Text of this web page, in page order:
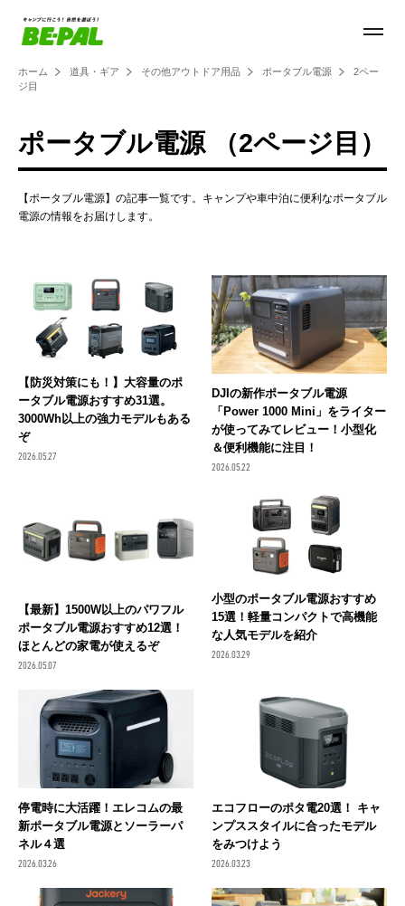
ホーム 道具・ギア その他アウトドア用品 ポータブル電源
2ペー
ジ目
ポータブル電源 （2ページ目）
【ポータブル電源】の記事一覧です。キャンプや車中泊に便利なポータブル
電源の情報をお届けします。
【防災対策にも！】大容量のポ
ータブル電源おすすめ31選。
3000Wh以上の強力モデルもある
ぞ
2026.05.27
DJIの新作ポータブル電源
「Power 1000 Mini」をライター
が使ってみてレビュー！小型化
＆便利機能に注目！
2026.05.22
【最新】1500W以上のパワフル
ポータブル電源おすすめ12選！
ほとんどの家電が使えるぞ
2026.05.07
小型のポータブル電源おすすめ
15選！軽量コンパクトで高機能
な人気モデルを紹介
2026.03.29
停電時に大活躍！エレコムの最
新ポータブル電源とソーラーパ
ネル４選
2026.03.26
エコフローのポタ電20選！ キャ
ンプススタイルに合ったモデル
をみつけよう
2026.03.23